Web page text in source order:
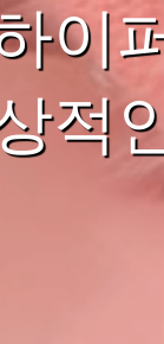
이
적